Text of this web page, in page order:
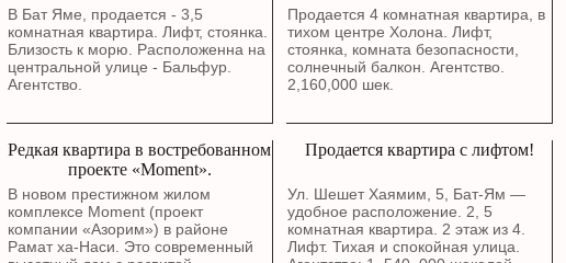
В Бат Яме, продается - 3,5
комнатная квартира. Лифт, стоянка.
Близость к морю. Расположенна на
центральной улице - Бальфур.
Агентство.
Продается 4 комнатная квартира, в
тихом центре Холона. Лифт,
стоянка, комната безопасности,
солнечный балкон. Агентство.
2,160,000 шек.
Редкая квартира в востребованном
проекте «Moment».
В новом престижном жилом
комплексе Moment (проект
компании «Азорим») в районе
Рамат ха-Наси. Это современный
Продается квартира с лифтом!
Ул. Шешет Хаямим, 5, Бат-Ям —
удобное расположение. 2, 5
комнатная квартира. 2 этаж из 4.
Лифт. Тихая и спокойная улица.